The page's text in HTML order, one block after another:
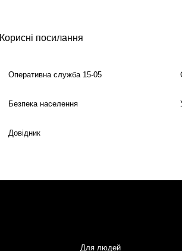
Корисні посилання
Оперативна служба 15-05
Безпека населення
Довідник
Для людей